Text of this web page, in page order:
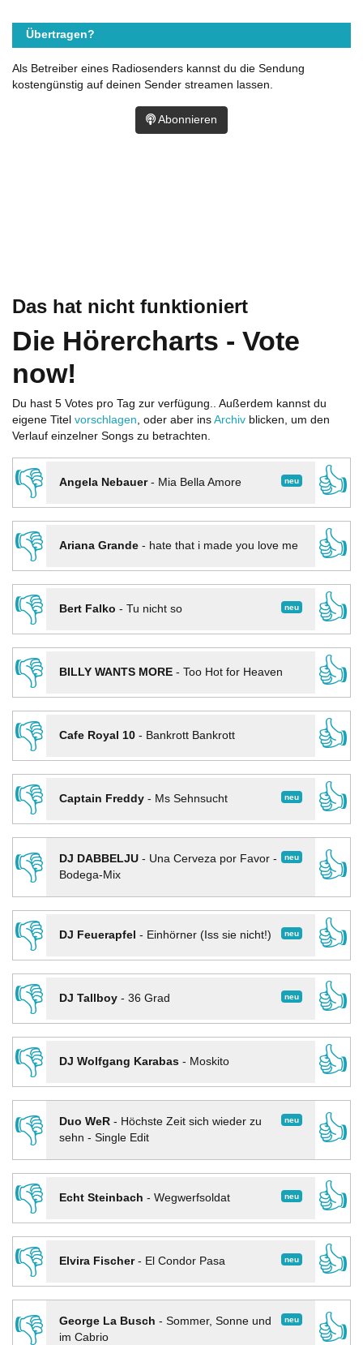
Das hat nicht funktioniert
Die Hörercharts - Vote
now!
Du hast 5 Votes pro Tag zur verfügung.. Außerdem kannst du
eigene Titel vorschlagen, oder aber ins Archiv blicken, um den
Verlauf einzelner Songs zu betrachten.
👎 neu
Angela Nebauer- Mia Bella Amore
👍
👎
Ariana Grande- hate that i made you love me
👍
👎
neu
Bert Falko - Tu nicht so
👍
👎
BILLY WANTS MORE- Too Hot for Heaven
👍
👎
Cafe Royal 10- Bankrott Bankrott
👍
👎
neu
Captain Freddy- Ms Sehnsucht
👍
👎
neu
DJ DABBELJU- Una Cerveza por Favor -
Bodega-Mix
👍
👎
neu
DJ Feuerapfel - Einhörner (Iss sie nicht!)
👍
👎
neu
DJ Tallboy- 36 Grad
👍
👎
DJ Wolfgang Karabas- Moskito
👍
👎
neu
Duo WeR- Höchste Zeit sich wieder zu
sehn - Single Edit
👍
👎
neu
Echt Steinbach - Wegwerfsoldat
👍
👎
neu
Elvira Fischer- El Condor Pasa
👍
👎
neu
George La Busch - Sommer, Sonne und
im Cabrio
👍
Übertragen?
Als Betreiber eines Radiosenders kannst du die Sendung
kostengünstig auf deinen Sender streamen lassen.
Abonnieren